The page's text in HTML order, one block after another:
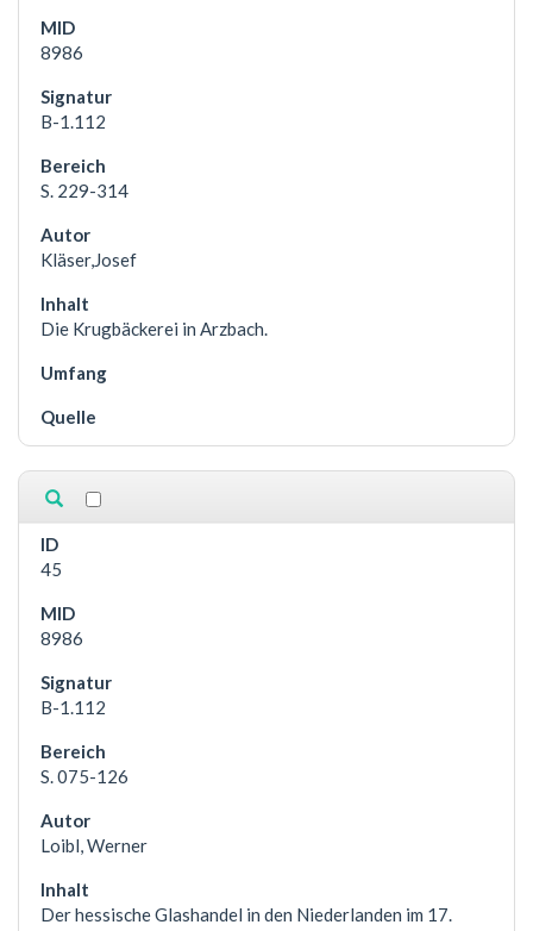
8986
B-1.112
S. 229-314
Kläser,Josef
Die Krugbäckerei in Arzbach.
45
8986
B-1.112
S. 075-126
Loibl, Werner
Der hessische Glashandel in den Niederlanden im 17.